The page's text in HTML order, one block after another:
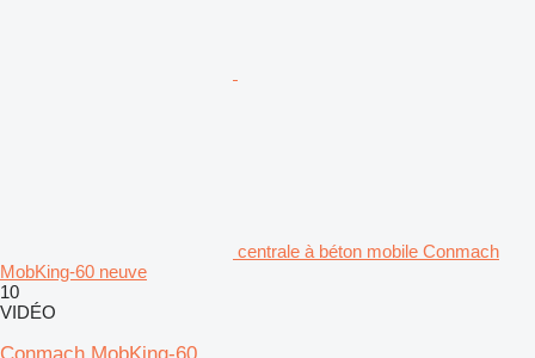
centrale à béton mobile Conmach
MobKing-60 neuve
10
VIDÉO
Conmach MobKing-60